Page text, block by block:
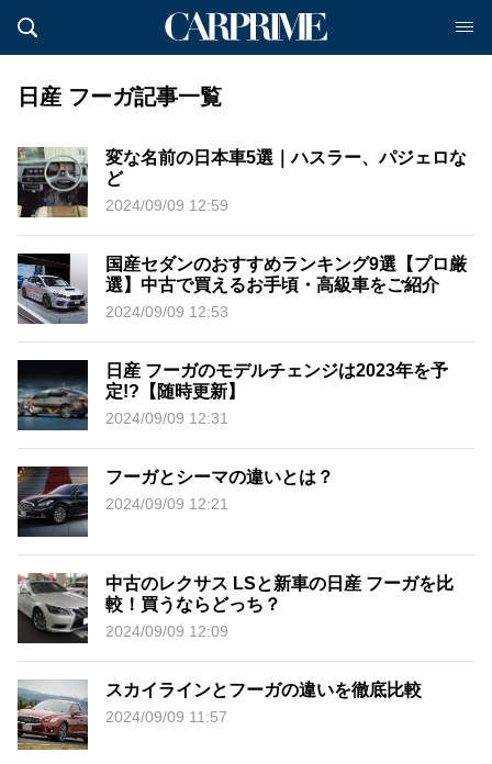
日産 フーガ記事一覧
変な名前の日本車5選｜ハスラー、パジェロな
ど
2024/09/09 12:59
国産セダンのおすすめランキング9選【プロ厳
選】中古で買えるお手頃・高級車をご紹介
2024/09/09 12:53
日産 フーガのモデルチェンジは2023年を予
定!?【随時更新】
2024/09/09 12:31
フーガとシーマの違いとは？
2024/09/09 12:21
中古のレクサス LSと新車の日産 フーガを比
較！買うならどっち？
2024/09/09 12:09
スカイラインとフーガの違いを徹底比較
2024/09/09 11:57